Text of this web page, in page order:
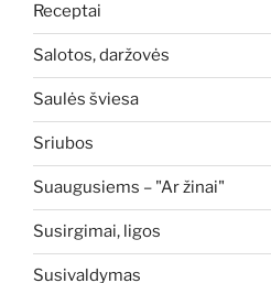
Receptai
Salotos, daržovės
Saulės šviesa
Sriubos
Suaugusiems – "Ar žinai"
Susirgimai, ligos
Susivaldymas